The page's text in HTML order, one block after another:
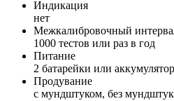
Индикация
нет
Межкалибровочный
1000 тестов или раз в год
Питание
2 батарейки или
Продувание
с мундштуком, без